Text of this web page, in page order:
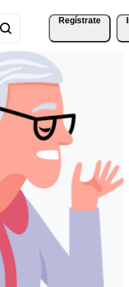
Regístrate